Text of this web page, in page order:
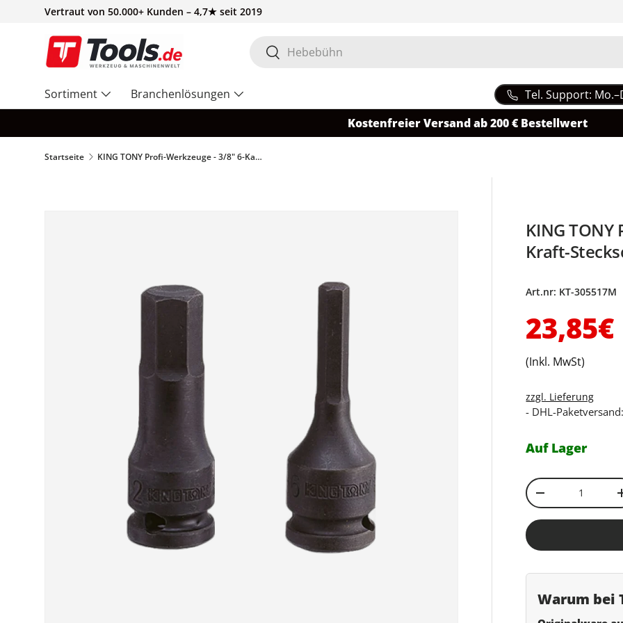
Vertraut von 50.000+ Kunden – 4,7★ seit 2019
Suchen
Suchen
Sortiment Branchenlösungen Tel. Support:
Kostenfreier Versand ab 200 € Bestellwert
Startseite KING TONY Profi-Werkzeuge - 3/8" 6-Kant Kraft-Steckschlüsselbit, Zoll - 17 mm 305517M
KING
Kraft-
Art.nr: KT-305517M
23,85€
(Inkl. MwSt)
zzgl. Lieferung
- DHL-
Auf Lager
Anzahl
Menge
Warum bei